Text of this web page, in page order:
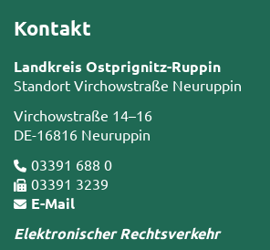
Kontakt
Landkreis Ostprignitz-Ruppin
Standort Virchowstraße Neuruppin
Virchowstraße 14–16
DE-16816 Neuruppin
03391 688 0
03391 3239
E-Mail
Elektronischer Rechtsverkehr